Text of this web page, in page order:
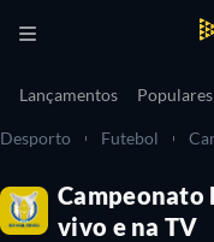
Lançamentos Populares
Desporto Futebol
Campeonato
vivo e na TV